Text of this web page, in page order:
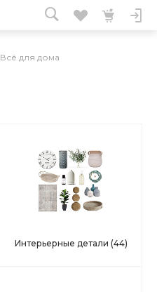
Всё для дома
Интерьерные детали (44)